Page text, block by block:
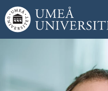
Hoppa direkt till innehållet